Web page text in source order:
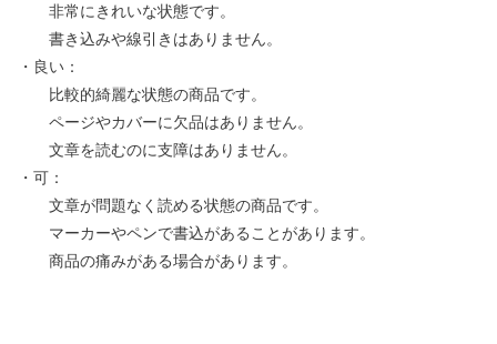
非常にきれいな状態です。
書き込みや線引きはありません。
・良い：
比較的綺麗な状態の商品です。
ページやカバーに欠品はありません。
文章を読むのに支障はありません。
・可：
文章が問題なく読める状態の商品です。
マーカーやペンで書込があることがあります。
商品の痛みがある場合があります。